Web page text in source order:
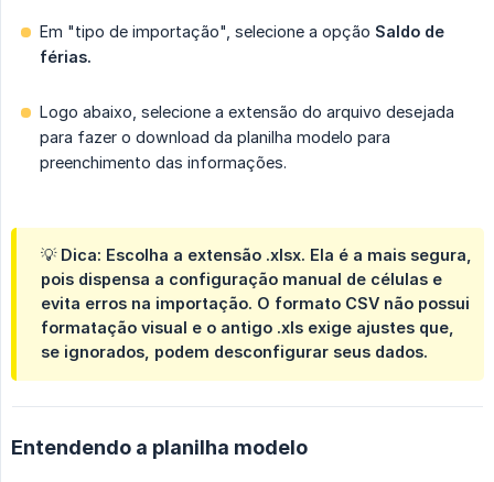
Em "tipo de importação", selecione a opção Saldo de
férias.
Logo abaixo, selecione a extensão do arquivo desejada
para fazer o download da planilha modelo para
preenchimento das informações.
💡 Dica: Escolha a extensão .xlsx. Ela é a mais segura,
pois dispensa a configuração manual de células e
evita erros na importação. O formato CSV não possui
formatação visual e o antigo .xls exige ajustes que,
se ignorados, podem desconfigurar seus dados.
Entendendo a planilha modelo